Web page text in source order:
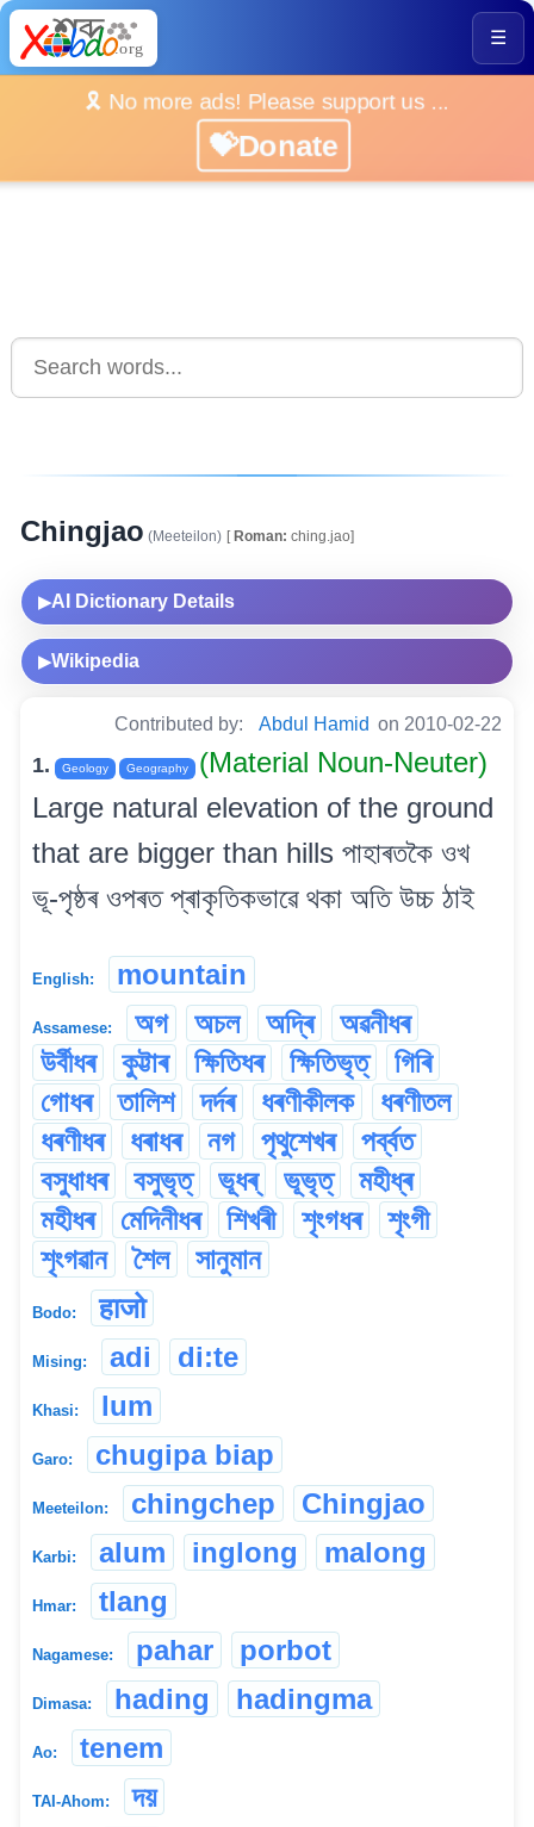
☰
🎗️ No more ads! Please support us ...
💝Donate
Chingjao (Meeteilon) [Roman: ching.jao]
▶AI Dictionary Details
▶Wikipedia
Contributed by: Abdul Hamid on 2010-02-22
1. Geology Geography
(Material Noun-Neuter)
Large natural elevation of the ground
that are bigger than hills পাহাৰতকৈ ওখ
ভূ-পৃষ্ঠৰ ওপৰত প্ৰাকৃতিকভাৱে থকা অতি উচ্চ ঠাই
English: mountain
Assamese: অগ অচল অদ্ৰি
অৱনীধৰ
উৰ্বীধৰ
কুট্টাৰ ক্ষিতিধৰ ক্ষিতিভৃত্
গিৰি
গোধৰ
তালিশ দৰ্দৰ ধৰণীকীলক
ধৰণীতল
ধৰণীধৰ
ধৰাধৰ নগ পৃথুশেখৰ
পৰ্ব্বত
বসুধাধৰ
বসুভৃত্ ভূধৰ্ ভূভৃত্
মহীধ্ৰ
মহীধৰ
মেদিনীধৰ শিখৰী শৃংগধৰ
শৃংগী
শৃংগৱান
শৈল সানুমান
Bodo: हाजो
Mising: adi di:te
Khasi: lum
Garo: chugipa biap
Meeteilon: chingchep Chingjao
Karbi: alum inglong malong
Hmar: tlang
Nagamese: pahar porbot
Dimasa: hading hadingma
Ao: tenem
TAI-Ahom: দয়